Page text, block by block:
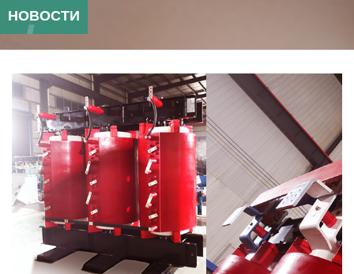
НОВОСТИ